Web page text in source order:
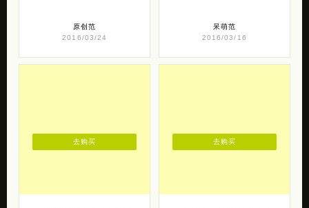
原创范
2016/03/24
呆萌范
2016/03/16
去购买 去购买